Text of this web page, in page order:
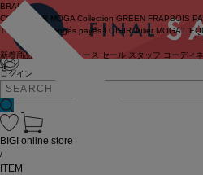
ログイン
BRAND
COUTURIER MOGA Collection GREEN FRAPBOIS
TRISTESSE
congés payés LOISIR Julier MOGA
新着商品 ニュース セール スタッフ コーディ
せ
BIGI online store
/
ITEM